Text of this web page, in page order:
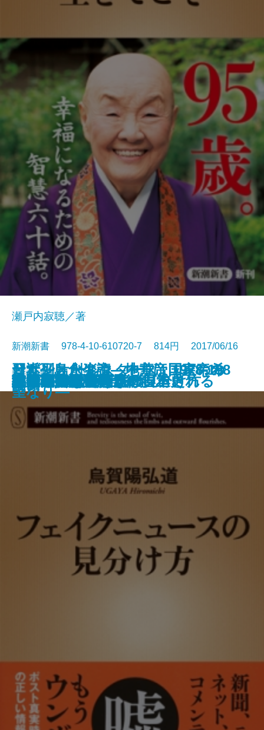
こうして歴史問題は捏造される
女系図でみる驚きの日本史
笑福亭鶴瓶論
リベラルという病
習近平と永楽帝―中華帝国皇帝の
野望―
戦争と平和
サザンオールスターズ 1978-198
5
誰も知らない憲法9条
メディアの驕り
生きてこそ
瀬戸内寂聴／著
新潮新書 978-4-10-610720-7 814円 2017/06/16
新書電子書籍あり
フェイクニュースの見分け方
東大卒貧困ワーカー
日本の暗黒事件
秘伝・日本史解読術
うつ病休職
ジャズの証言
生涯現役論
検索禁止
日本列島創生論―地方は国家の希
望なり―
人間の経済